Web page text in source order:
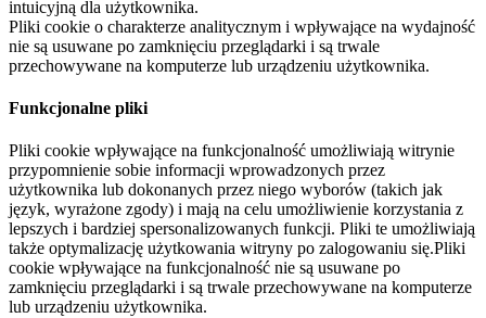
intuicyjną dla użytkownika.
Pliki cookie o charakterze analitycznym i wpływające na wydajność
nie są usuwane po zamknięciu przeglądarki i są trwale
przechowywane na komputerze lub urządzeniu użytkownika.
Funkcjonalne pliki
Pliki cookie wpływające na funkcjonalność umożliwiają witrynie
przypomnienie sobie informacji wprowadzonych przez
użytkownika lub dokonanych przez niego wyborów (takich jak
język, wyrażone zgody) i mają na celu umożliwienie korzystania z
lepszych i bardziej spersonalizowanych funkcji. Pliki te umożliwiają
także optymalizację użytkowania witryny po zalogowaniu się.Pliki
cookie wpływające na funkcjonalność nie są usuwane po
zamknięciu przeglądarki i są trwale przechowywane na komputerze
lub urządzeniu użytkownika.